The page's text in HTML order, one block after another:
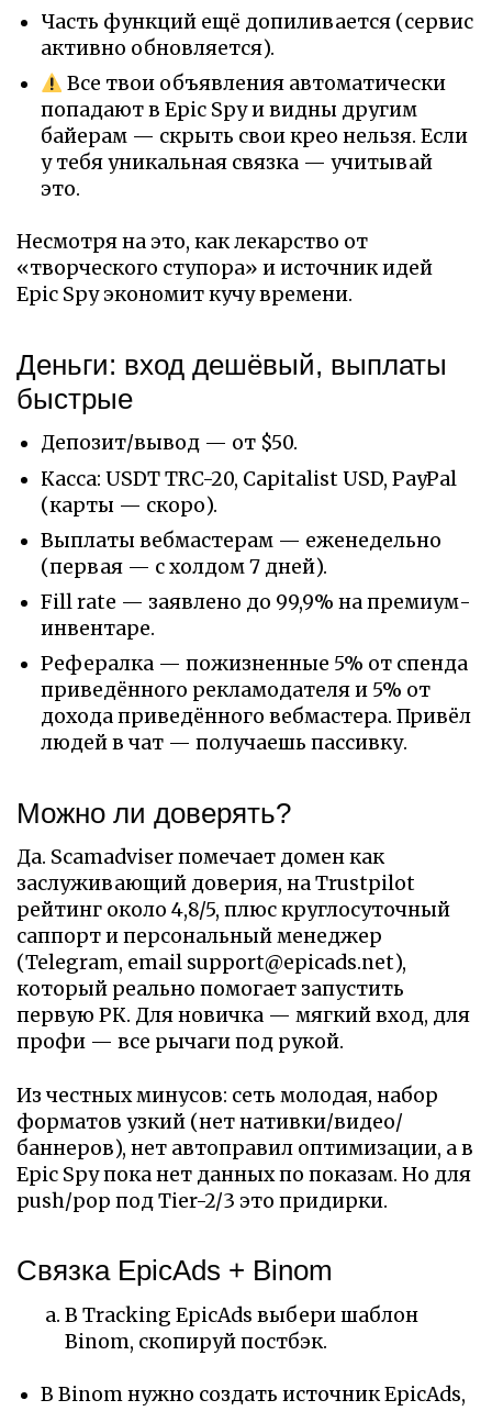
Часть функций ещё допиливается (сервис
активно обновляется).
Все твои объявления автоматически
попадают в Epic Spy и видны другим
байерам — скрыть свои крео нельзя. Если
у тебя уникальная связка — учитывай
это.
Несмотря на это, как лекарство от
«творческого ступора» и источник идей
Epic Spy экономит кучу времени.
Деньги: вход дешёвый, выплаты
быстрые
Депозит/вывод — от $50.
Касса: USDT TRC-20, Capitalist USD, PayPal
(карты — скоро).
Выплаты вебмастерам — еженедельно
(первая — с холдом 7 дней).
Fill rate — заявлено до 99,9% на премиум-
инвентаре.
Рефералка — пожизненные 5% от спенда
приведённого рекламодателя и 5% от
дохода приведённого вебмастера. Привёл
людей в чат — получаешь пассивку.
Можно ли доверять?
Да. Scamadviser помечает домен как
заслуживающий доверия, на Trustpilot
рейтинг около 4,8/5, плюс круглосуточный
саппорт и персональный менеджер
(Telegram, email support@epicads.net),
который реально помогает запустить
первую РК. Для новичка — мягкий вход, для
профи — все рычаги под рукой.
Из честных минусов: сеть молодая, набор
форматов узкий (нет нативки/видео/
баннеров), нет автоправил оптимизации, а в
Epic Spy пока нет данных по показам. Но для
push/pop под Tier-2/3 это придирки.
Связка EpicAds + Binom
В Tracking EpicAds выбери шаблон
Binom, скопируй постбэк.
В Binom нужно создать источник EpicAds,